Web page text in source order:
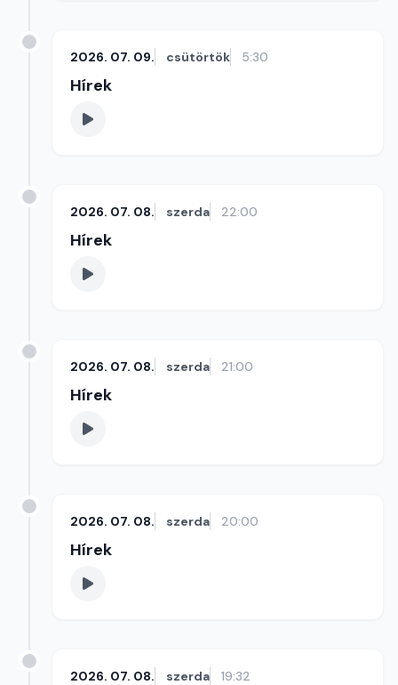
2026. 07. 09. csütörtök 5:30
Hírek
2026. 07. 08. szerda 22:00
Hírek
2026. 07. 08. szerda 21:00
Hírek
2026. 07. 08. szerda 20:00
Hírek
2026. 07. 08. szerda 19:32